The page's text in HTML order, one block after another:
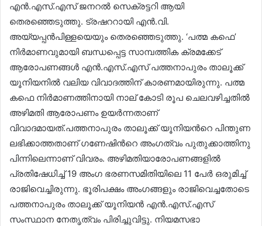
എൻ.എസ്.എസ് ജനറൽ സെക്രട്ടറി ആയി
തെരഞ്ഞെടുത്തു. ട്രഷററായി എൻ.വി.
അയ്യപ്പൻപിള്ളയെയും തെരഞ്ഞെടുത്തു. ‘പത്മ കഫെ’
നിർമാണവുമായി ബന്ധപ്പെട്ട സാമ്പത്തിക ക്രമക്കേട്
ആരോപണങ്ങൾ എൻ.എസ്.എസ് പത്തനാപുരം താലൂക്ക്
യൂനിയനിൽ വലിയ വിവാദത്തിന് കാരണമായിരുന്നു. പത്മ
കഫെ നിർമാണത്തിനായി നാല് കോടി രൂപ ചെലവഴിച്ചതിൽ
അഴിമതി ആരോപണം ഉയർന്നതാണ്
വിവാദമായത്.പത്തനാപുരം താലൂക്ക് യൂനിയന്‍റെ പിന്തുണ
ലഭിക്കാത്തതാണ് ഗണേഷിന്‍റെ അംഗത്വം പുതുക്കാത്തിനു
പിന്നിലെന്നാണ് വിവരം. അഴിമതിയാരോപണങ്ങളിൽ
പ്രതിഷേധിച്ച് 19 അംഗ ഭരണസമിതിയിലെ 11 പേർ ഒരുമിച്ച്
രാജിവെച്ചിരുന്നു. ഭൂരിപക്ഷം അംഗങ്ങളും രാജിവെച്ചതോടെ
പത്തനാപുരം താലൂക്ക് യൂനിയൻ എൻ.എസ്.എസ്
സംസ്ഥാന നേതൃത്വം പിരിച്ചുവിട്ടു. നിയമസഭാ